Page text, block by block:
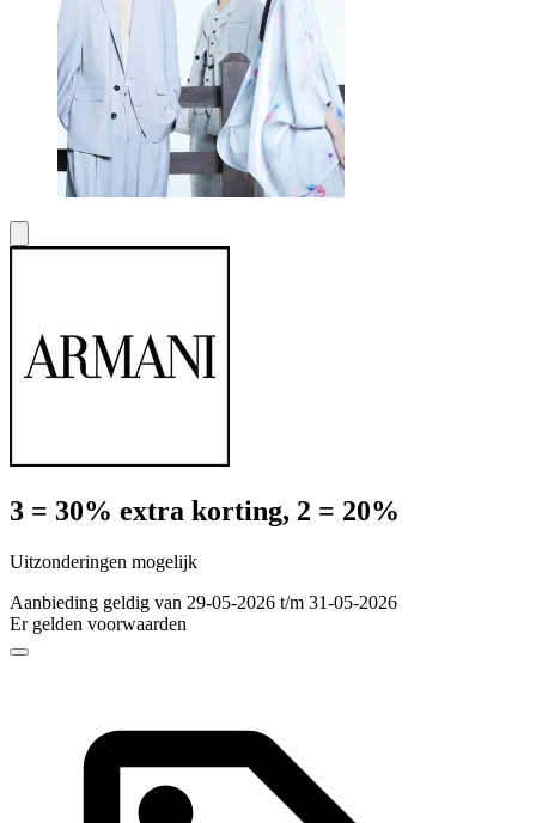
3 = 30% extra korting, 2 = 20%
Uitzonderingen mogelijk
Aanbieding geldig van 29-05-2026 t/m 31-05-2026
Er gelden voorwaarden